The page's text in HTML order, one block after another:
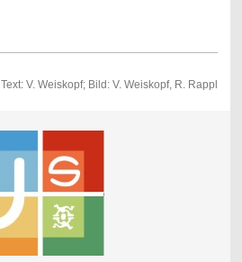
Text: V. Weiskopf; Bild: V. Weiskopf, R. Rappl